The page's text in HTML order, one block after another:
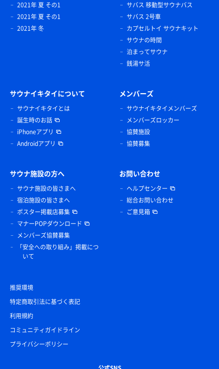
2021年 夏 その1
2021年 夏 その1
2021年 冬
サバス 移動型サウナバス
サバス 2号車
カプセルトイ サウナキット
サウナの時間
泊まってサウナ
銭湯サ活
サウナイキタイについて
サウナイキタイとは
誕生時のお話
iPhoneアプリ
Androidアプリ
メンバーズ
サウナイキタイメンバーズ
メンバーズロッカー
協賛施設
協賛募集
サウナ施設の方へ
サウナ施設の皆さまへ
宿泊施設の皆さまへ
ポスター掲載店募集
マナーPOPダウンロード
メンバーズ協賛募集
「安全への取り組み」掲載につ
いて
お問い合わせ
ヘルプセンター
総合お問い合わせ
ご意見箱
推奨環境
特定商取引法に基づく表記
利用規約
コミュニティガイドライン
プライバシーポリシー